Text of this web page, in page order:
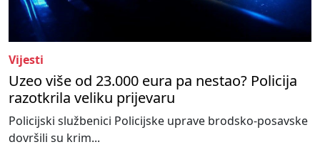
Vijesti
Uzeo više od 23.000 eura pa nestao? Policija
razotkrila veliku prijevaru
Policijski službenici Policijske uprave brodsko-posavske
dovršili su krim...